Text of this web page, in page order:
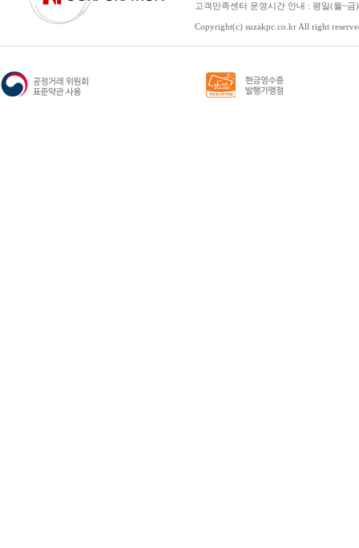
고객만족센터 운영시간 안내 : 평일(월~
Copyright(c) suzakpc.co.kr All right